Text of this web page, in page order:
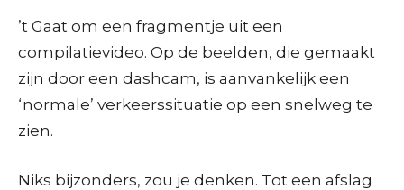
’t Gaat om een fragmentje uit een
compilatievideo. Op de beelden, die gemaakt
zijn door een dashcam, is aanvankelijk een
‘normale’ verkeerssituatie op een snelweg te
zien.
Niks bijzonders, zou je denken. Tot een afslag